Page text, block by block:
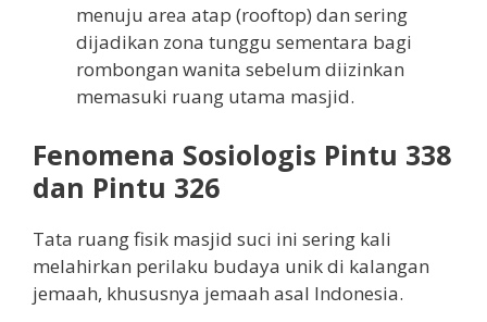
menuju area atap (rooftop) dan sering
dijadikan zona tunggu sementara bagi
rombongan wanita sebelum diizinkan
memasuki ruang utama masjid.
Fenomena Sosiologis Pintu 338
dan Pintu 326
Tata ruang fisik masjid suci ini sering kali
melahirkan perilaku budaya unik di kalangan
jemaah, khususnya jemaah asal Indonesia.